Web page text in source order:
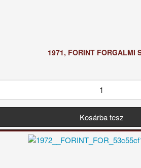
1971, FORINT FORGALMI